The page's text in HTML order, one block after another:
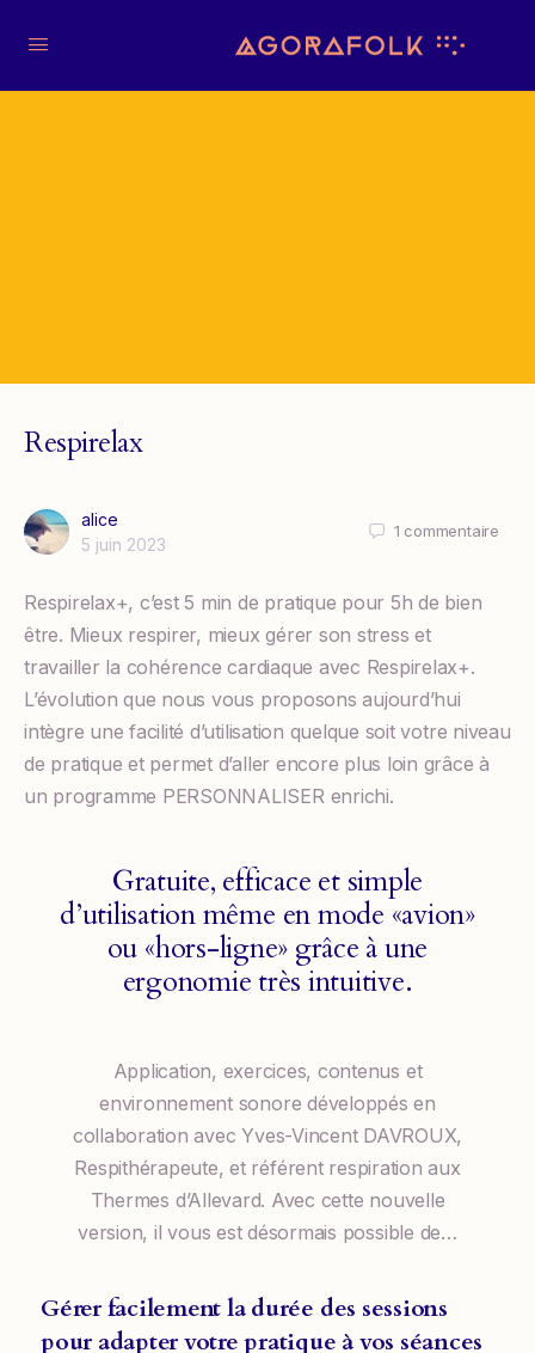
Respirelax
alice
5 juin 2023
1 commentaire
Respirelax+, c’est 5 min de pratique pour 5h de bien
être. Mieux respirer, mieux gérer son stress et
travailler la cohérence cardiaque avec Respirelax+.
L’évolution que nous vous proposons aujourd’hui
intègre une facilité d’utilisation quelque soit votre niveau
de pratique et permet d’aller encore plus loin grâce à
un programme PERSONNALISER enrichi.
Gratuite, efficace et simple
d’utilisation même en mode «avion»
ou «hors-ligne» grâce à une
ergonomie très intuitive.
Application, exercices, contenus et
environnement sonore développés en
collaboration avec Yves-Vincent DAVROUX,
Respithérapeute, et référent respiration aux
Thermes d’Allevard. Avec cette nouvelle
version, il vous est désormais possible de…
Gérer facilement la durée des sessions
pour adapter votre pratique à vos séances